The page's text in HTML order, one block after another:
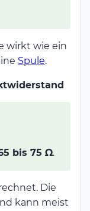
wirkt wie ein
Spule.
bis 75 Ω.
Die
kann meist